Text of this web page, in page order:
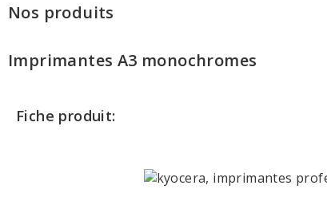
Nos produits
Imprimantes A3 monochromes
Fiche produit: